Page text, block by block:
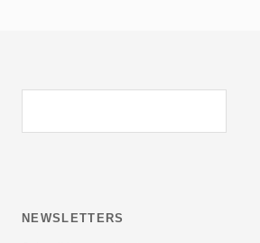
NEWSLETTERS